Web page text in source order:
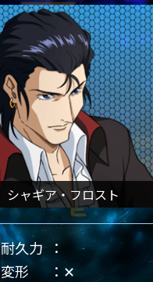
シャギア・フロスト
耐久力
変形
✕